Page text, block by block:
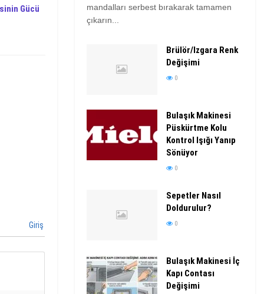
Gücü
Giriş
mandalları serbest bırakarak tamamen
çıkarın...
Brülör/Izgara Renk
Değişimi
0
Bulaşık Makinesi
Püskürtme Kolu
Kontrol Işığı Yanıp
Sönüyor
0
Sepetler Nasıl
Doldurulur?
0
Bulaşık Makinesi İç
Kapı Contası
Değişimi